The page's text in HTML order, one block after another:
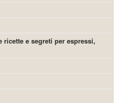
e segreti per espressi,